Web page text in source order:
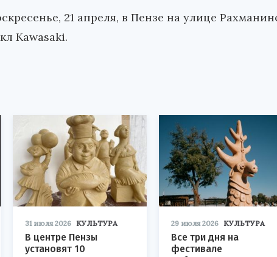
21 апреля, в Пензе на улице
Kawasaki.
31 июля 2026 КУЛЬТУРА
В центре Пензы
установят 10
29 июля 2026 КУЛЬТУРА
Все три дня на
фестивале